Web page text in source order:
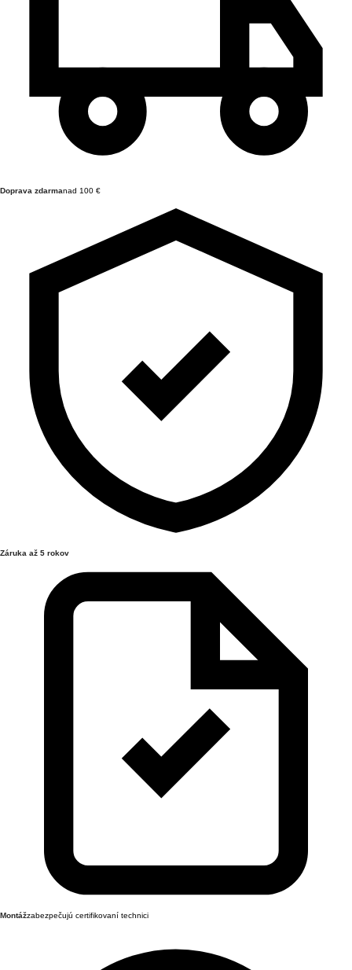
Doprava zdarmanad 100 €
Záruka až 5 rokov
Montážzabezpečujú certifikovaní technici